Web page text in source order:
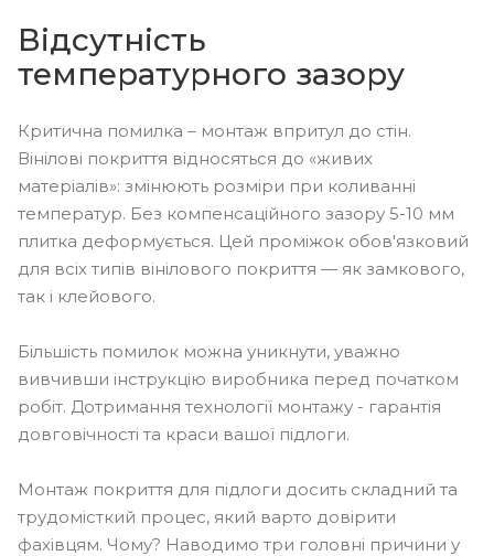
Відсутність
температурного зазору
Критична помилка – монтаж впритул до стін.
Вінілові покриття відносяться до «живих
матеріалів»: змінюють розміри при коливанні
температур. Без компенсаційного зазору 5-10 мм
плитка деформується. Цей проміжок обов'язковий
для всіх типів вінілового покриття — як замкового,
так і клейового.
Більшість помилок можна уникнути, уважно
вивчивши інструкцію виробника перед початком
робіт. Дотримання технології монтажу - гарантія
довговічності та краси вашої підлоги.
Монтаж покриття для підлоги досить складний та
трудомісткий процес, який варто довірити
фахівцям. Чому? Наводимо три головні причини у